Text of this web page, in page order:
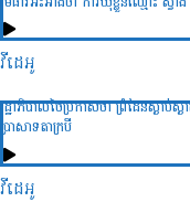
វីដេអូ
រដ្ឋាភិបាលថៃប្រកាសថា ព្រំដែនស្ង
ប្រាសាទតាក្របី
វីដេអូ